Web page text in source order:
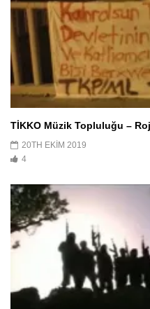
TİKKO Müzik Topluluğu –
20TH EKIM 2019
4